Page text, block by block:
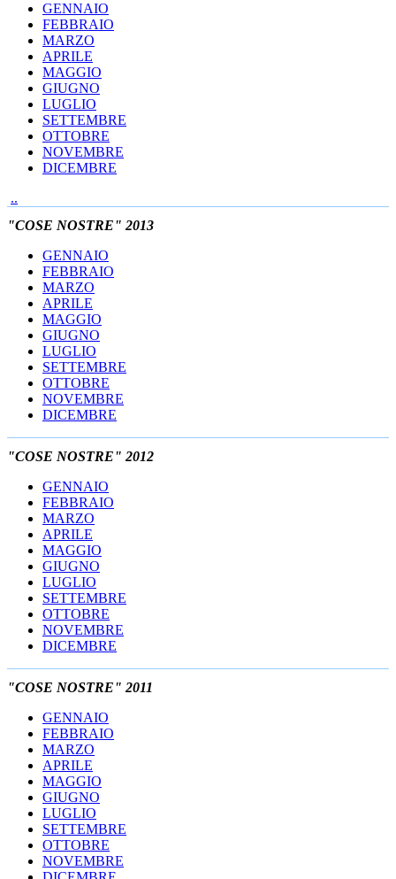
GENNAIO
FEBBRAIO
MARZO
APRILE
MAGGIO
GIUGNO
LUGLIO
SETTEMBRE
OTTOBRE
NOVEMBRE
DICEMBRE
..
"COSE NOSTRE" 2013
GENNAIO
FEBBRAIO
MARZO
APRILE
MAGGIO
GIUGNO
LUGLIO
SETTEMBRE
OTTOBRE
NOVEMBRE
DICEMBRE
"COSE NOSTRE" 2012
GENNAIO
FEBBRAIO
MARZO
APRILE
MAGGIO
GIUGNO
LUGLIO
SETTEMBRE
OTTOBRE
NOVEMBRE
DICEMBRE
"COSE NOSTRE" 2011
GENNAIO
FEBBRAIO
MARZO
APRILE
MAGGIO
GIUGNO
LUGLIO
SETTEMBRE
OTTOBRE
NOVEMBRE